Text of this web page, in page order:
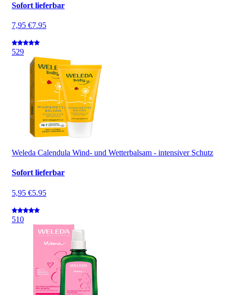
Sofort lieferbar
7,95 €7.95
529
Weleda Calendula Wind- und Wetterbalsam - intensiver Schutz
Sofort lieferbar
5,95 €5.95
510